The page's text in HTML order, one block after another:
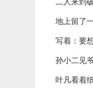
二人来到
地上留了
写着：要
孙小二见
叶凡看着